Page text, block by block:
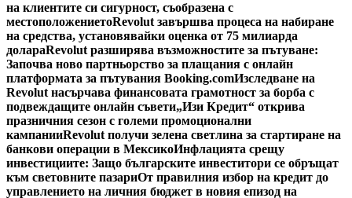
на клиентите си сигурност, съобразена с
местоположениетоRevolut завършва процеса на набиране
на средства, установявайки оценка от 75 милиарда
долараRevolut разширява възможностите за пътуване:
Започва ново партньорство за плащания с онлайн
платформата за пътувания Booking.comИзследване на
Revolut насърчава финансовата грамотност за борба с
подвеждащите онлайн съвети„Изи Кредит“ открива
празничния сезон с големи промоционални
кампанииRevolut получи зелена светлина за стартиране на
банкови операции в МексикоИнфлацията срещу
инвестициите: Защо българските инвеститори се обръщат
към световните пазариОт правилния избор на кредит до
управлението на личния бюджет в новия епизод на